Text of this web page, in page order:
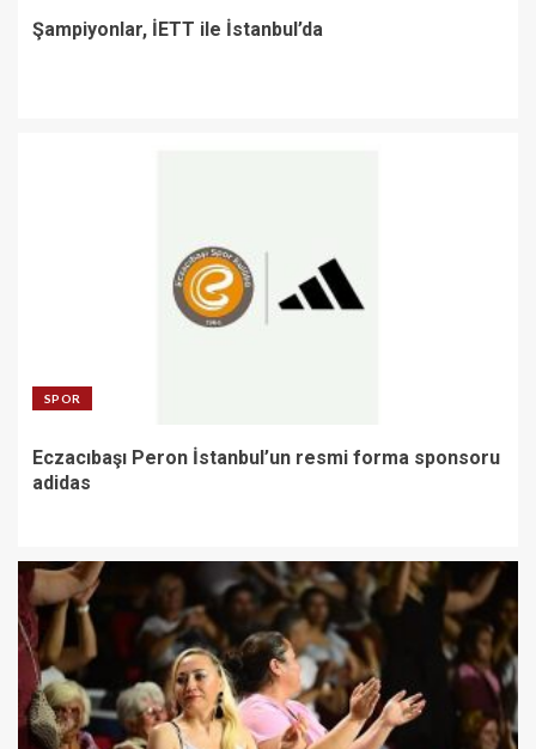
Şampiyonlar, İETT ile İstanbul’da
SPOR
Eczacıbaşı Peron İstanbul’un resmi forma sponsoru
adidas